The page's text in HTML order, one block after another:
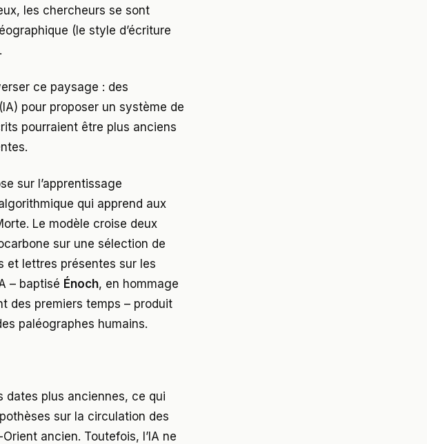
les chercheurs se sont
(le style d’écriture
ce paysage : des
pour proposer un système de
pourraient être plus anciens
sur l’apprentissage
qui apprend aux
Le modèle croise deux
sur une sélection de
et lettres présentes sur les
– baptisé Énoch, en hommage
des premiers temps – produit
paléographes humains.
dates plus anciennes, ce qui
sur la circulation des
ancien. Toutefois, l’IA ne